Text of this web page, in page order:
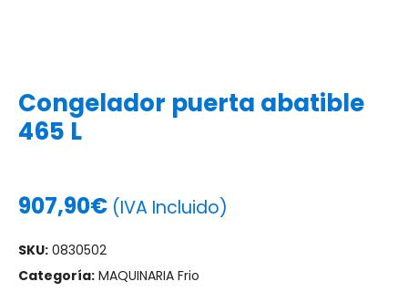
Congelador puerta abatible
465 L
907,90€ (IVA Incluido)
SKU: 0830502
Categoría: MAQUINARIA Frio